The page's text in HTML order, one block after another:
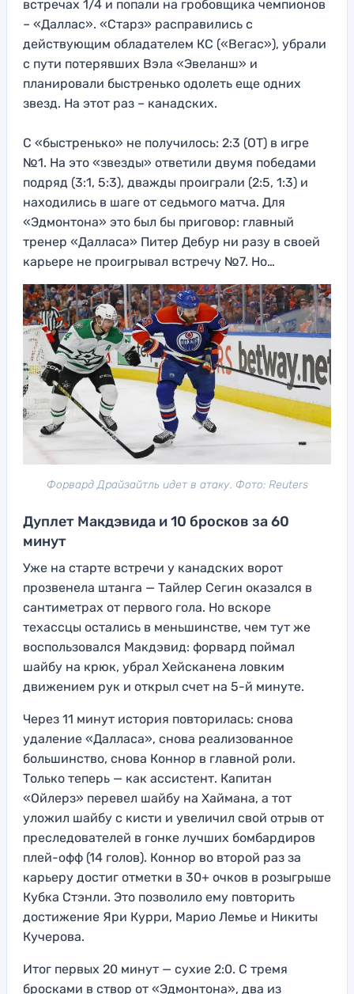
встречах 1/4 и попали на гробовщика чемпионов
– «Даллас». «Старз» расправились с
действующим обладателем КС («Вегас»), убрали
с пути потерявших Вэла «Эвеланш» и
планировали быстренько одолеть еще одних
звезд. На этот раз – канадских.
С «быстренько» не получилось: 2:3 (ОТ) в игре
№1. На это «звезды» ответили двумя победами
подряд (3:1, 5:3), дважды проиграли (2:5, 1:3) и
находились в шаге от седьмого матча. Для
«Эдмонтона» это был бы приговор: главный
тренер «Далласа» Питер Дебур ни разу в своей
карьере не проигрывал встречу №7. Но…
Форвард Драйзайтль идет в атаку. Фото: Reuters
Дуплет Макдэвида и 10 бросков за 60
минут
Уже на старте встречи у канадских ворот
прозвенела штанга — Тайлер Сегин оказался в
сантиметрах от первого гола. Но вскоре
техассцы остались в меньшинстве, чем тут же
воспользовался Макдэвид: форвард поймал
шайбу на крюк, убрал Хейсканена ловким
движением рук и открыл счет на 5-й минуте.
Через 11 минут история повторилась: снова
удаление «Далласа», снова реализованное
большинство, снова Коннор в главной роли.
Только теперь — как ассистент. Капитан
«Ойлерз» перевел шайбу на Хаймана, а тот
уложил шайбу с кисти и увеличил свой отрыв от
преследователей в гонке лучших бомбардиров
плей-офф (14 голов). Коннор во второй раз за
карьеру достиг отметки в 30+ очков в розыгрыше
Кубка Стэнли. Это позволило ему повторить
достижение Яри Курри, Марио Лемье и Никиты
Кучерова.
Итог первых 20 минут — сухие 2:0. С тремя
бросками в створ от «Эдмонтона», два из